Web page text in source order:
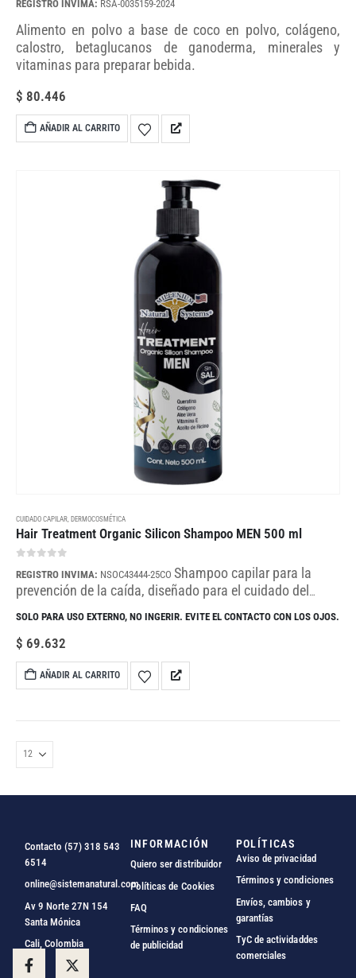
REGISTRO INVIMA: RSA-0035159-2024
Alimento en polvo a base de coco en polvo, colágeno,
calostro, betaglucanos de ganoderma, minerales y
vitaminas para preparar bebida.
$ 80.446
AÑADIR AL CARRITO
CUIDADO CAPILAR DERMOCOSMÉTICA
Hair Treatment Organic Silicon Shampoo MEN 500 ml
REGISTRO INVIMA: NSOC43444-25CO Shampoo capilar para la
prevención de la caída, diseñado para el cuidado del
hidratar y mantener el cabello con una apariencia
saludable.
Ayuda a mejorar la resistencia, el brillo y la vitalidad del
cabello.• Libre de sal.• Ideal para cabello natural, teñido
o expuesto a herramientas de calor.
multivitamínico.
manejabilidad del cabello.
masculino.
SOLO PARA USO EXTERNO, NO INGERIR. EVITE EL CONTACTO CON LOS OJOS.
$ 69.632
AÑADIR AL CARRITO
Contacto (57) 318 543
6514
online@sistemanatural.com
Av 9 Norte 27N 154
Santa Mónica
Cali, Colombia
INFORMACIÓN
Quiero ser distribuidor
Políticas de Cookies
FAQ
Términos y condiciones
de publicidad
POLÍTICAS
Aviso de privacidad
Términos y condiciones
Envíos, cambios y
garantías
TyC de actividaddes
comerciales